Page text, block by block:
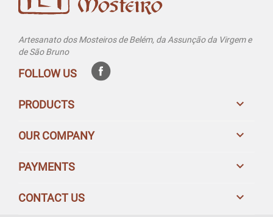
Artesanato dos Mosteiros de Belém, da Assunção da Virgem e
de São Bruno
FOLLOW US
PRODUCTS 
OUR COMPANY 
PAYMENTS 
CONTACT US 